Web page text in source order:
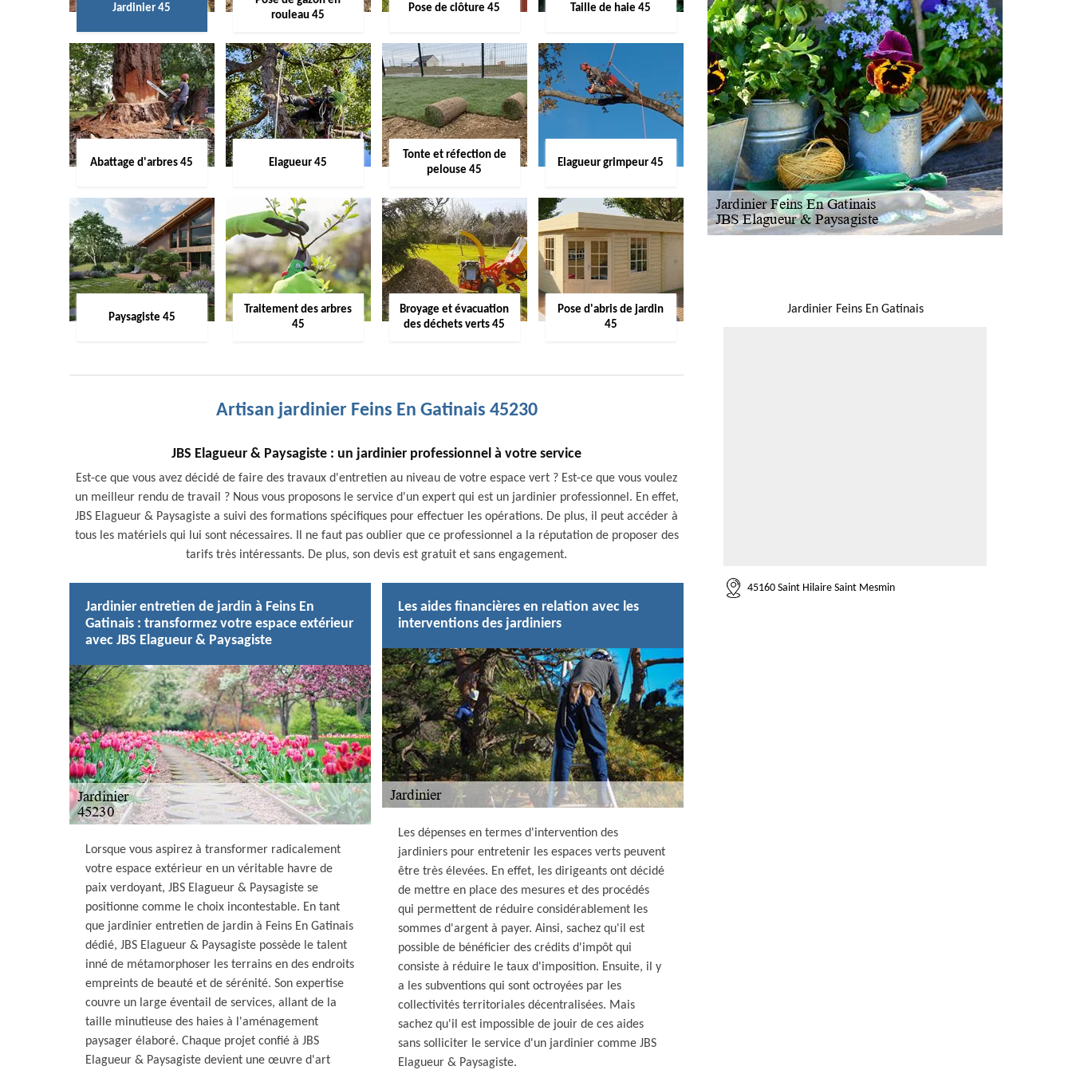
Jardinier 45
rouleau 45
Pose de clôture 45 Taille de haie 45
Abattage d'arbres 45 Elagueur 45
Tonte et réfection de
pelouse 45
Elagueur grimpeur 45
Paysagiste 45
Traitement des arbres
45
Broyage et évacuation
des déchets verts 45
Pose d'abris de jardin
45
Artisan jardinier Feins En Gatinais 45230
JBS Elagueur & Paysagiste : un jardinier professionnel à votre service
Est-ce que vous avez décidé de faire des travaux d'entretien au niveau de votre espace vert ? Est-ce que vous voulez
un meilleur rendu de travail ? Nous vous proposons le service d'un expert qui est un jardinier professionnel. En effet,
JBS Elagueur & Paysagiste a suivi des formations spécifiques pour effectuer les opérations. De plus, il peut accéder à
tous les matériels qui lui sont nécessaires. Il ne faut pas oublier que ce professionnel a la réputation de proposer des
tarifs très intéressants. De plus, son devis est gratuit et sans engagement.
Jardinier entretien de jardin à Feins En
Gatinais : transformez votre espace extérieur
avec JBS Elagueur & Paysagiste
Lorsque vous aspirez à transformer radicalement
votre espace extérieur en un véritable havre de
paix verdoyant, JBS Elagueur & Paysagiste se
positionne comme le choix incontestable. En tant
que jardinier entretien de jardin à Feins En Gatinais
dédié, JBS Elagueur & Paysagiste possède le talent
inné de métamorphoser les terrains en des endroits
empreints de beauté et de sérénité. Son expertise
couvre un large éventail de services, allant de la
taille minutieuse des haies à l'aménagement
paysager élaboré. Chaque projet confié à JBS
Elagueur & Paysagiste devient une œuvre d'art
Les aides financières en relation avec les
interventions des jardiniers
Les dépenses en termes d'intervention des
jardiniers pour entretenir les espaces verts peuvent
être très élevées. En effet, les dirigeants ont décidé
de mettre en place des mesures et des procédés
qui permettent de réduire considérablement les
sommes d'argent à payer. Ainsi, sachez qu'il est
possible de bénéficier des crédits d'impôt qui
consiste à réduire le taux d'imposition. Ensuite, il y
a les subventions qui sont octroyées par les
collectivités territoriales décentralisées. Mais
sachez qu'il est impossible de jouir de ces aides
sans solliciter le service d'un jardinier comme JBS
Elagueur & Paysagiste.
Jardinier Feins En Gatinais
45160 Saint Hilaire Saint Mesmin